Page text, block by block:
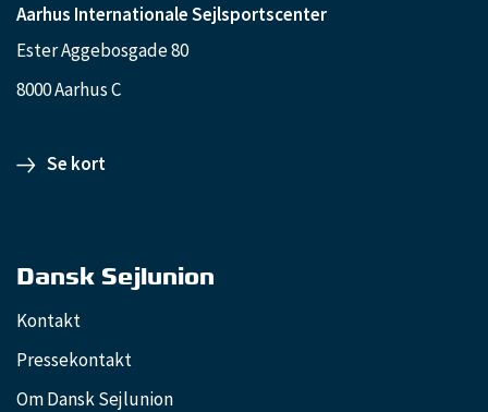
Aarhus Internationale Sejlsportscenter
Ester Aggebosgade 80
8000 Aarhus C
Se kort
Dansk Sejlunion
Kontakt
Pressekontakt
Om Dansk Sejlunion